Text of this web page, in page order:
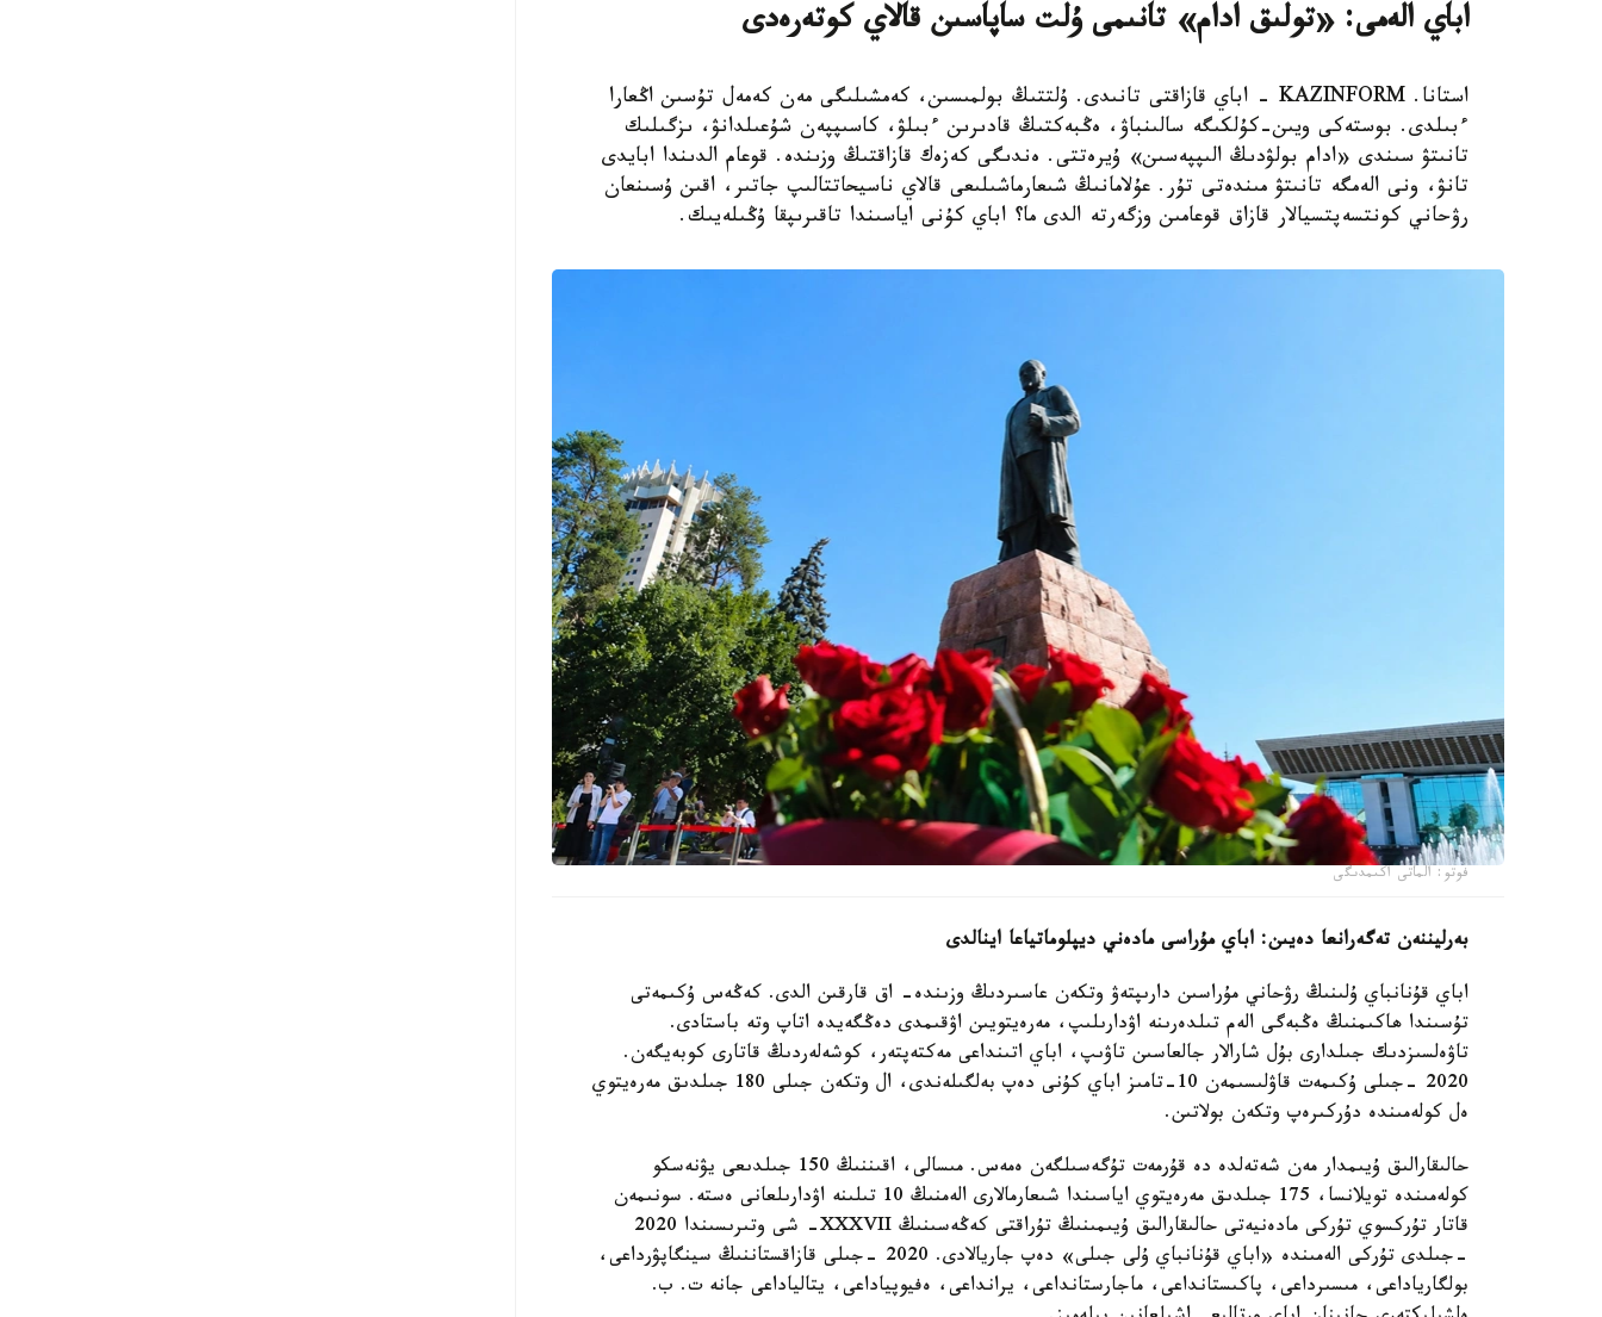
اباي الەمى: «تولىق ادام» تانىمى ۇلت ساپاسىن قالاي كوتەرەدى
استانا. KAZINFORM - اباي قازاقتى تانىدى. ۇلتتىڭ بولمىسىن، كەمشىلىگى مەن كەمەل تۇسىن اڭعارا
ءبىلدى. بوستەكى ويىن-كۇلكىگە سالىنباۋ، ەڭبەكتىڭ قادىرىن ءبىلۋ، كاسىپپەن شۇعىلدانۋ، ىزگىلىك
تانىتۋ سىندى «ادام بولۋدىڭ الىپپەسىن» ۇيرەتتى. ەندىگى كەزەك قازاقتىڭ وزىندە. قوعام الدىندا ابايدى
تانۋ، ونى الەمگە تانىتۋ مىندەتى تۇر. عۇلامانىڭ شىعارماشىلىعى قالاي ناسيحاتتالىپ جاتىر، اقىن ۇسىنعان
رۋحاني كونتسەپتسيالار قازاق قوعامىن وزگەرتە الدى ما؟ اباي كۇنى اياسىندا تاقىرىپقا ۇڭىلەيىك.
فوتو: الماتى اكىمدىگى
بەرليننەن تەگەرانعا دەيىن: اباي مۇراسى مادەني ديپلوماتياعا اينالدى
اباي قۇنانباي ۇلىنىڭ رۋحاني مۇراسىن دارىپتەۋ وتكەن عاسىردىڭ وزىندە- اق قارقىن الدى. كەڭەس ۇكىمەتى
تۇسىندا ھاكىمنىڭ ەڭبەگى الەم تىلدەرىنە اۋدارىلىپ، مەرەيتويىن اۋقىمدى دەڭگەيدە اتاپ وتە باستادى.
تاۋەلسىزدىك جىلدارى بۇل شارالار جالعاسىن تاۋىپ، اباي اتىنداعى مەكتەپتەر، كوشەلەردىڭ قاتارى كوبەيگەن.
2020 -جىلى ۇكىمەت قاۋلىسىمەن 10-تامىز اباي كۇنى دەپ بەلگىلەندى، ال وتكەن جىلى 180 جىلدىق مەرەيتوي
ەل كولەمىندە دۇركىرەپ وتكەن بولاتىن.
حالىقارالىق ۇيىمدار مەن شەتەلدە دە قۇرمەت تۇگەسىلگەن ەمەس. مىسالى، اقىننىڭ 150 جىلدىعى يۋنەسكو
كولەمىندە تويلانسا، 175 جىلدىق مەرەيتوي اياسىندا شىعارمالارى الەمنىڭ 10 تىلىنە اۋدارىلعانى ەستە. سونىمەن
قاتار تۇركسوي تۇركى مادەنيەتى حالىقارالىق ۇيىمىنىڭ تۇراقتى كەڭەسىنىڭ XXXVII- شى وتىرىسىندا 2020
-جىلدى تۇركى الەمىندە «اباي قۇنانباي ۇلى جىلى» دەپ جاريالادى. 2020 -جىلى قازاقستاننىڭ سينگاپۋرداعى،
بولگارياداعى، مىسىرداعى، پاكىستانداعى، ماجارستانداعى، يرانداعى، ەفيوپياداعى، يتالياداعى جانە ت. ب.